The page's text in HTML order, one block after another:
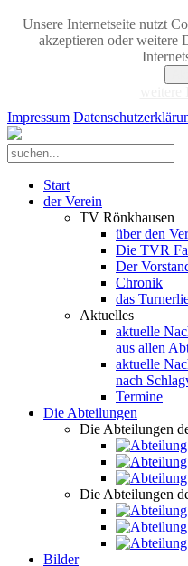
Unsere Internetseite nutzt
akzeptieren oder weitere
Impressum
Start
der Verein
TV Rönkhausen
über den
Die TVR
Der
Chronik
das
Aktuelles
aktuelle
aus allen
aktuelle
nach
Termine
Die Abteilungen
Die Abteilungen
Die Abteilungen
Bilder